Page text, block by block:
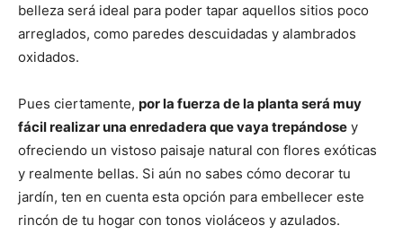
belleza será ideal para poder tapar aquellos sitios poco
arreglados, como paredes descuidadas y alambrados
oxidados.
Pues ciertamente, por la fuerza de la planta será muy
fácil realizar una enredadera que vaya trepándose y
ofreciendo un vistoso paisaje natural con flores exóticas
y realmente bellas. Si aún no sabes cómo decorar tu
jardín, ten en cuenta esta opción para embellecer este
rincón de tu hogar con tonos violáceos y azulados.